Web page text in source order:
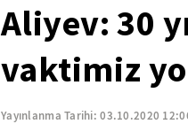
Aliyev: 30
vaktimiz
Yayınlanma Tarihi:03.10.2020